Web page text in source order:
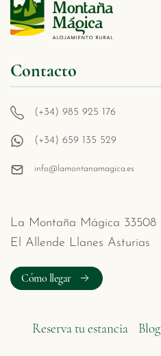
Contacto
(+34) 985 925 176
(+34) 659 135 529
info@lamontanamagica.es
La Montaña Mágica 33508
El Allende Llanes Asturias
Cómo llegar
Reserva tu estancia Blog